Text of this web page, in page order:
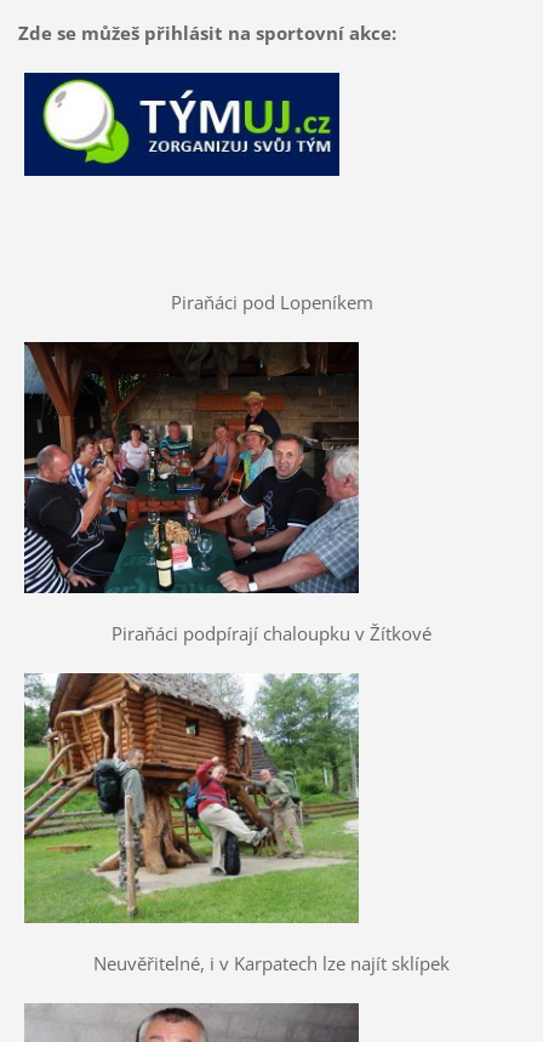
Zde se můžeš přihlásit na sportovní akce:
Piraňáci pod Lopeníkem
Piraňáci podpírají chaloupku v Žítkové
Neuvěřitelné, i v Karpatech lze najít sklípek